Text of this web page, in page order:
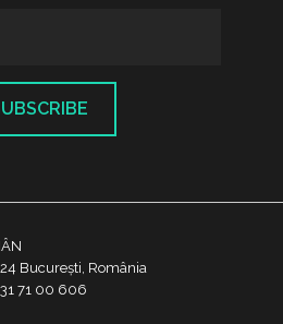
București, România
71 00 606